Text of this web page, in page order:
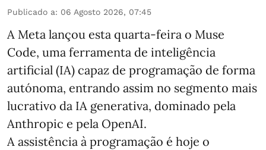
Publicado a: 06 Agosto 2026, 07:45
A Meta lançou esta quarta-feira o Muse
Code, uma ferramenta de inteligência
artificial (IA) capaz de programação de forma
autónoma, entrando assim no segmento mais
lucrativo da IA generativa, dominado pela
Anthropic e pela OpenAI.
A assistência à programação é hoje o